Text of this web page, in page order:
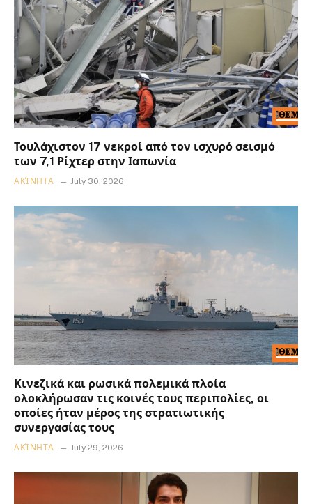
Τουλάχιστον 17 νεκροί από τον ισχυρό σεισμό
των 7,1 Ρίχτερ στην Ιαπωνία
ΑΚΊΝΗΤΑ July 30, 2026
Κινεζικά και ρωσικά πολεμικά πλοία
ολοκλήρωσαν τις κοινές τους περιπολίες, οι
οποίες ήταν μέρος της στρατιωτικής
συνεργασίας τους
ΑΚΊΝΗΤΑ July 29, 2026